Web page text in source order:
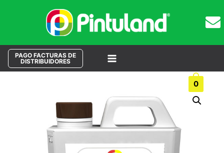
PAGO FACTURAS DE
DISTRIBUIDORES
Buscar
0